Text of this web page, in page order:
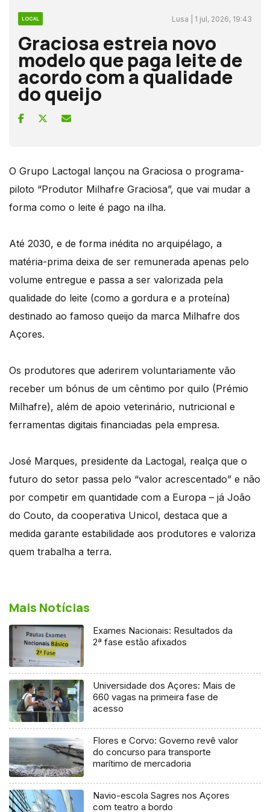
LOCAL Lusa | 1 jul, 2026, 19:43
Graciosa estreia novo
modelo que paga leite de
acordo com a qualidade
do queijo
O Grupo Lactogal lançou na Graciosa o programa-
piloto “Produtor Milhafre Graciosa”, que vai mudar a
forma como o leite é pago na ilha.
Até 2030, e de forma inédita no arquipélago, a
matéria-prima deixa de ser remunerada apenas pelo
volume entregue e passa a ser valorizada pela
qualidade do leite (como a gordura e a proteína)
destinado ao famoso queijo da marca Milhafre dos
Açores.
Os produtores que aderirem voluntariamente vão
receber um bónus de um cêntimo por quilo (Prémio
Milhafre), além de apoio veterinário, nutricional e
ferramentas digitais financiadas pela empresa.
José Marques, presidente da Lactogal, realça que o
futuro do setor passa pelo “valor acrescentado” e não
por competir em quantidade com a Europa – já João
do Couto, da cooperativa Unicol, destaca que a
medida garante estabilidade aos produtores e valoriza
quem trabalha a terra.
Mais Notícias
Exames Nacionais: Resultados da
2ª fase estão afixados
Universidade dos Açores: Mais de
660 vagas na primeira fase de
acesso
Flores e Corvo: Governo revê valor
do concurso para transporte
marítimo de mercadoria
Navio-escola Sagres nos Açores
com teatro a bordo